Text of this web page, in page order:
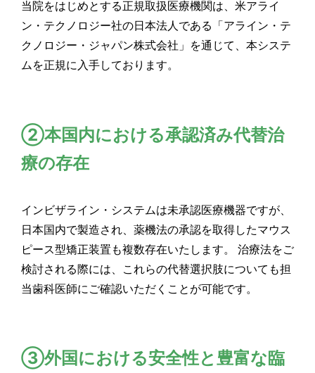
当院をはじめとする正規取扱医療機関は、米アライ
ン・テクノロジー社の日本法人である「アライン・テ
クノロジー・ジャパン株式会社」を通じて、本システ
ムを正規に入手しております。
②本国内における承認済み代替治
療の存在
インビザライン・システムは未承認医療機器ですが、
日本国内で製造され、薬機法の承認を取得したマウス
ピース型矯正装置も複数存在いたします。 治療法をご
検討される際には、これらの代替選択肢についても担
当歯科医師にご確認いただくことが可能です。
③外国における安全性と豊富な臨